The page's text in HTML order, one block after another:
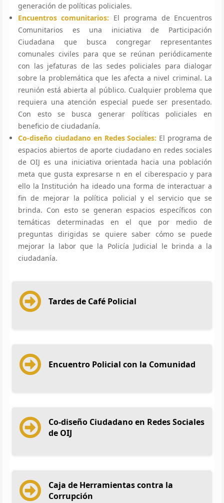
generación de políticas policiales.
Encuentros comunitarios: El programa de Encuentros
Comunitarios es una iniciativa de Participación
Ciudadana que busca congregar representantes
comunales civiles para que se reúnan periódicamente
con las jefaturas de las sedes policiales para dialogar
sobre la problemática que les afecta a nivel criminal. La
reunión está abierta al público. Cualquier problema que
requiera una atención especial puede ser presentado.
Con esto se busca generar políticas policiales en
beneficio de ciudadanía.
Co-diseño ciudadano en Redes Sociales: El programa de
espacios abiertos de aporte ciudadano en redes sociales
de OIJ es una iniciativa orientada hacia una población
meta que gusta expresarse n en el ciberespacio y para
ello la Institución ha ideado una forma de interactuar a
fin de mejorar la política policial y el servicio que se
brinda. Con esto se generan espacios específicos con
temáticas determinadas en el que por medio de
preguntas dirigidas se quiere saber cómo se puede
mejorar la labor que la Policía Judicial le brinda a la
ciudadanía.
Tardes de Café Policial
Encuentro Policial con la Comunidad
Co-diseño Ciudadano en Redes Sociales
de OIJ
Caja de Herramientas contra la
Corrupción